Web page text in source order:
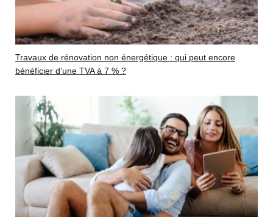
Travaux de rénovation non énergétique : qui peut encore
bénéficier d’une TVA à 7 % ?